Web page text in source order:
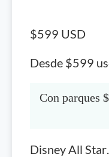
$599 USD
Desde $599
Con parques
Disney All